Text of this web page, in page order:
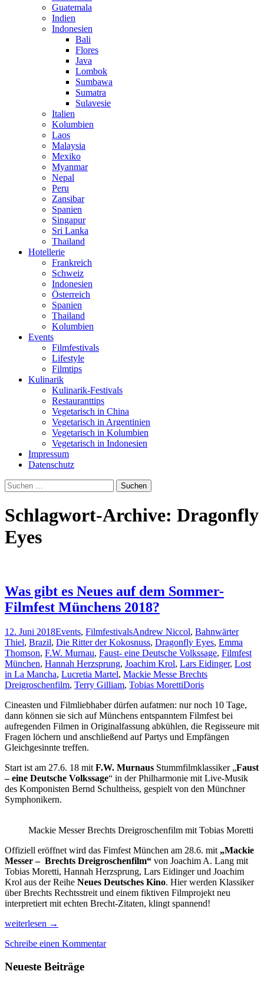
Guatemala
Indien
Indonesien
Bali
Flores
Java
Lombok
Sumbawa
Sumatra
Sulavesie
Italien
Kolumbien
Laos
Malaysia
Mexiko
Myanmar
Nepal
Peru
Zansibar
Spanien
Singapur
Sri Lanka
Thailand
Hotellerie
Frankreich
Schweiz
Indonesien
Österreich
Spanien
Thailand
Kolumbien
Events
Filmfestivals
Lifestyle
Filmtips
Kulinarik
Kulinarik-Festivals
Restauranttips
Vegetarisch in China
Vegetarisch in Argentinien
Vegetarisch in Kolumbien
Vegetarisch in Indonesien
Impressum
Datenschutz
Suchen
nach:
Schlagwort-Archive: Dragonfly
Eyes
Was gibt es Neues auf dem Sommer-
Filmfest Münchens 2018?
12. Juni 2018Events, FilmfestivalsAndrew Niccol, Bahnwärter
Thiel, Brazil, Die Ritter der Kokosnuss, Dragonfly Eyes, Emma
Thomson, F.W. Murnau, Faust- eine Deutsche Volkssage, Filmfest
München, Hannah Herzsprung, Joachim Krol, Lars Eidinger, Lost
in La Mancha, Lucretia Martel, Mackie Messe Brechts
Dreigroschenfilm, Terry Gilliam, Tobias MorettiDoris
Cineasten und Filmliebhaber dürfen aufatmen: nur noch 10 Tage,
dann können sie sich auf Münchens entspanntem Filmfest bei
aufregenden Filmen in Originalfassung abkühlen, die Regisseure mit
Fragen löchern und anschließend auf Partys und Empfängen
Gleichgesinnte treffen.
Start ist am 27.6. 18 mitF.W. Murnaus Stummfilmklassiker „Faust
– eine Deutsche Volkssage“ in der Philharmonie mit Live-Musik
des Komponisten Bernd Schultheiss, gespielt von den Münchner
Symphonikern.
Mackie Messer Brechts Dreigroschenfilm mit Tobias Moretti
Offiziell eröffnet wird das Fimfest München am 28.6. mit„Mackie
Messer – Brechts Dreigroschenfilm“ von Joachim A. Lang mit
Tobias Moretti, Hannah Herzsprung, Lars Eidinger und Joachim
Krol aus der Reihe Neues Deutsches Kino. Hier werden Klassiker
über Brechts Rechtsstreit und einem fiktiven Filmprojekt neu
interpretiert mit echten Brecht-Zitaten, klingt spannend!
Was
es
auf
weiterlesen →
Schreibe einen Kommentar
Neueste Beiträge